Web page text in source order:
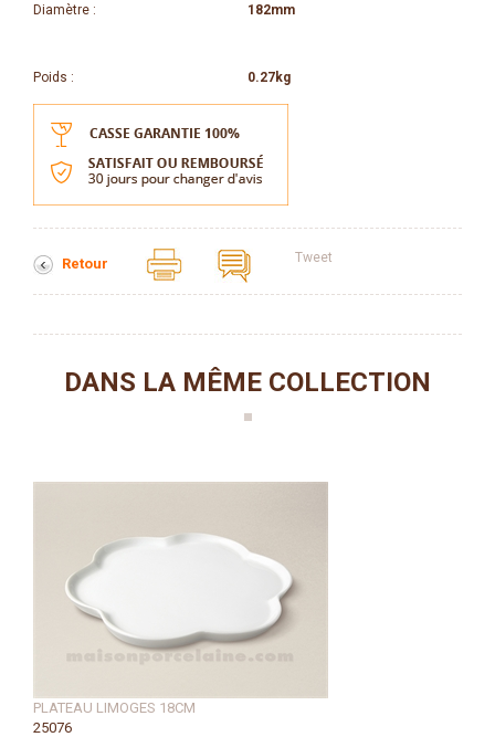
Diamètre : 182mm
Poids : 0.27kg
Retour Tweet
DANS LA MÊME COLLECTION
PLATEAU LIMOGES 18CM
25076